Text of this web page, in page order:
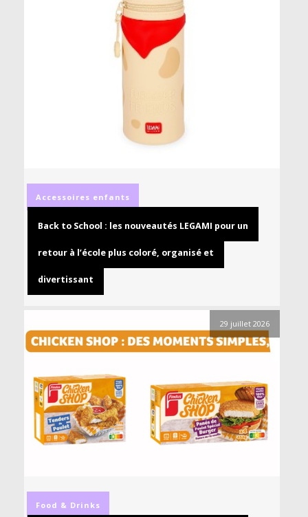
Accessoires enfants
Back to School : les nouveautés LEGAMI pour un
retour à l’école plus coloré, organisé et
divertissant
29 juillet 2026
Food & Drinks